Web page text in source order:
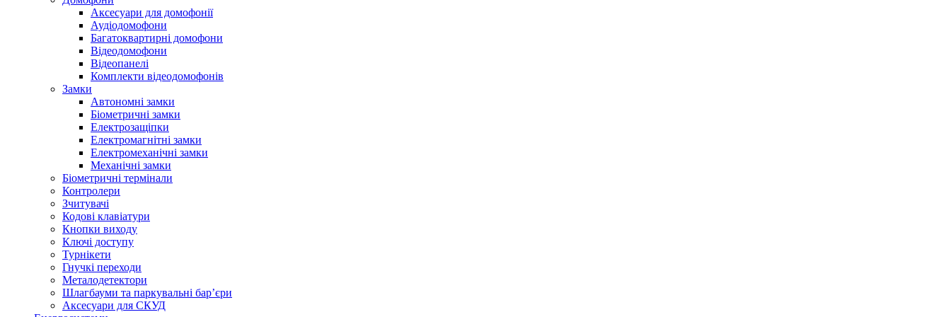
Аксесуари для домофонії
Аудіодомофони
Багатоквартирні домофони
Відеодомофони
Відеопанелі
Комплекти відеодомофонів
Замки
Автономні замки
Біометричні замки
Електрозащіпки
Електромагнітні замки
Електромеханічні замки
Механічні замки
Біометричні термінали
Контролери
Зчитувачі
Кодові клавіатури
Кнопки виходу
Ключі доступу
Турнікети
Гнучкі переходи
Металодетектори
Шлагбауми та паркувальні бар’єри
Аксесуари для СКУД